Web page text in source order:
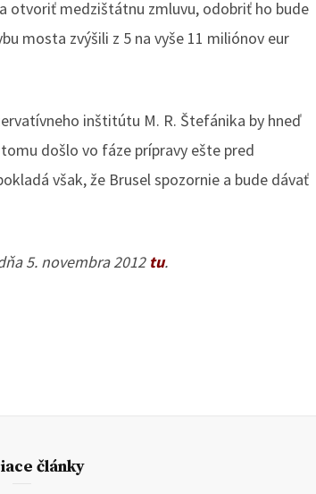
otvoriť medzištátnu zmluvu, odobriť ho bude
mosta zvýšili z 5 na vyše 11 miliónov eur
inštitútu M. R. Štefánika by hneď
došlo vo fáze prípravy ešte pred
však, že Brusel spozornie a bude dávať
5. novembra 2012 tu.
články